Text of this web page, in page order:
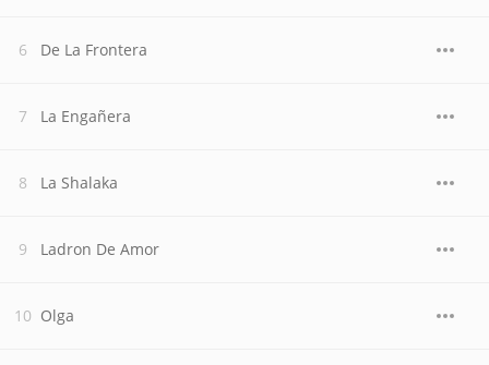
De La Frontera
La Engañera
La Shalaka
Ladron De Amor
Olga